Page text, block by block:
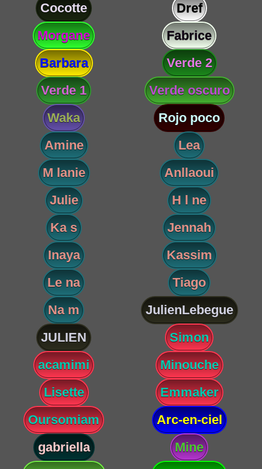
Cocotte
Dref
Morgane
Fabrice
Barbara
Verde 2
Verde 1
Verde oscuro
Waka
Rojo poco
Amine
Lea
M lanie
Anllaoui
Julie
H l ne
Ka s
Jennah
Inaya
Kassim
Le na
Tiago
Na m
JulienLebegue
JULIEN
Simon
acamimi
Minouche
Lisette
Emmaker
Oursomiam
Arc-en-ciel
gabriella
Mine